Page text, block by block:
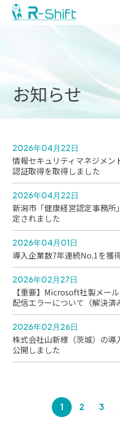
お知らせ
2026年04月22日
情報セキュリティマネジメン
認証取得を取得しました
2026年04月22日
新潟市「健康経営認定事務所
定されました
2026年04月01日
導入企業数7年連続No.1を獲
2026年02月27日
【重要】Microsoft社製メー
配信エラーについて（解決済
2026年02月26日
株式会社山新様（茨城）の導
公開しました
1 2 3